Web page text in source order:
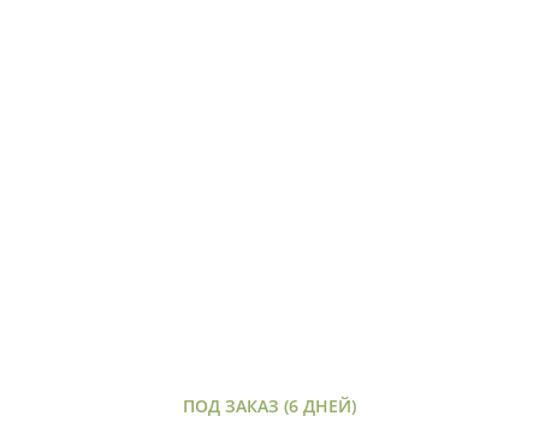
ПОД ЗАКАЗ (6 ДНЕЙ)